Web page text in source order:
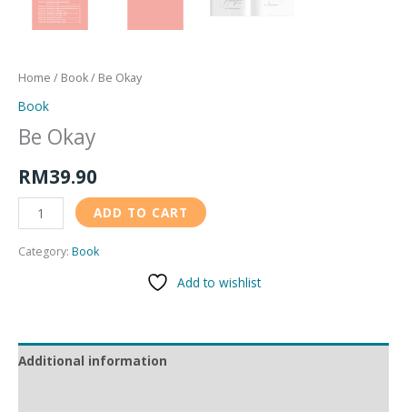
Home / Book/ Be Okay
Book
Be Okay
RM39.90
ADD TO CART
Category: Book
Add to wishlist
Additional information